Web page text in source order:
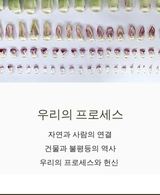
우리의 프로세스
자연과 사람의 연결
건물과 불평등의 역사
우리의 프로세스와 헌신